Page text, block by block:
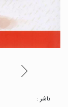
ناشر :